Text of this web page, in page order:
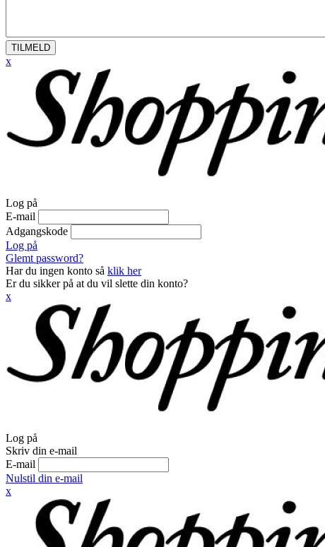
TILMELD
x
Log på
E-mail
Adgangskode
Log på
Glemt password?
Har du ingen konto så klik her
Er du sikker på at du vil slette din konto?
x
Log på
Skriv din e-mail
E-mail
Nulstil din e-mail
x